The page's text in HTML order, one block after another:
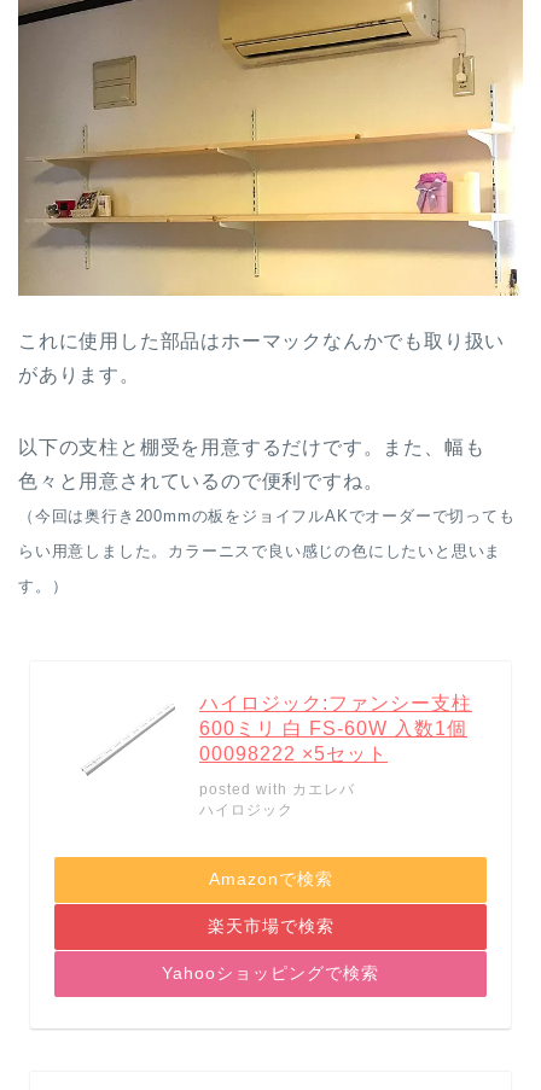
これに使用した部品はホーマックなんかでも取り扱い
があります。
以下の支柱と棚受を用意するだけです。また、幅も
色々と用意されているので便利ですね。
（今回は奥行き200mmの板をジョイフルAKでオーダーで切っても
らい用意しました。カラーニスで良い感じの色にしたいと思いま
す。）
ハイロジック:ファンシー支柱
600ミリ 白 FS-60W 入数1個
00098222 ×5セット
posted with カエレバ
ハイロジック
Amazonで検索
楽天市場で検索
Yahooショッピングで検索